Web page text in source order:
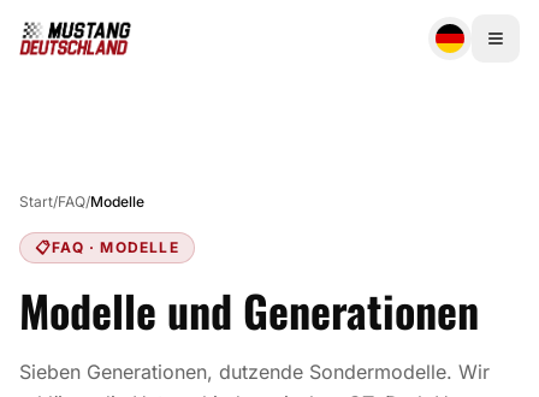
Start/FAQ/Modelle
📋FAQ ·MODELLE
Modelle und Generationen
Sieben Generationen, dutzende Sondermodelle. Wir